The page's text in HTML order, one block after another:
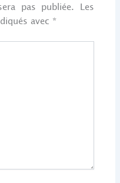
pas publiée. Les
avec *